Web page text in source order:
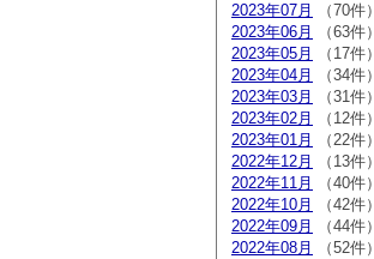
2023年07月
（70件）
2023年06月
（63件）
2023年05月
（17件）
2023年04月
（34件）
2023年03月
（31件）
2023年02月
（12件）
2023年01月
（22件）
2022年12月
（13件）
2022年11月
（40件）
2022年10月
（42件）
2022年09月
（44件）
2022年08月
（52件）